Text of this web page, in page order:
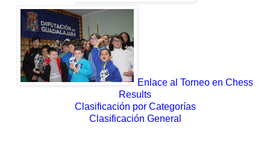
Enlace al Torneo en Chess
Results
Clasificación por Categorías
Clasificación General